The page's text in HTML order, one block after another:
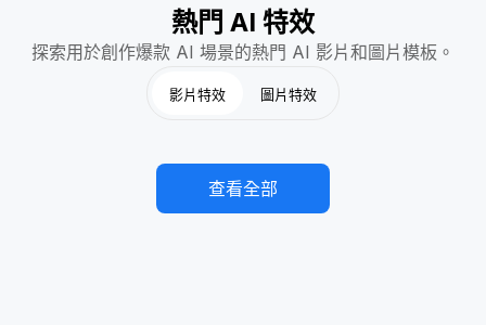
熱門 AI 特效
探索用於創作爆款 AI 場景的熱門 AI 影片和圖片模板。
影片特效 圖片特效
Hot AI對戰影片
AI二頭肌生成器 Hot 子彈時間
查看全部